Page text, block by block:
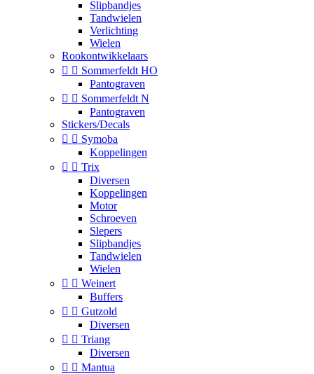
Slipbandjes
Tandwielen
Verlichting
Wielen
Rookontwikkelaars
  Sommerfeldt HO
Pantograven
  Sommerfeldt N
Pantograven
Stickers/Decals
  Symoba
Koppelingen
  Trix
Diversen
Koppelingen
Motor
Schroeven
Slepers
Slipbandjes
Tandwielen
Wielen
  Weinert
Buffers
  Gutzold
Diversen
  Triang
Diversen
  Mantua